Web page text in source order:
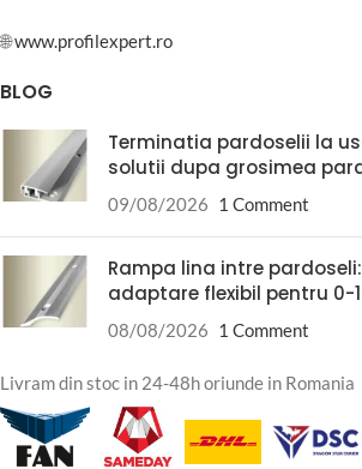
🌐www.profilexpert.ro
BLOG
Terminatia pardoselii la
solutii dupa grosimea
09/08/2026 1 Comment
Rampa lina intre
adaptare flexibil pentru 0-
08/08/2026 1 Comment
Livram din stoc in 24-48h oriunde in Romania